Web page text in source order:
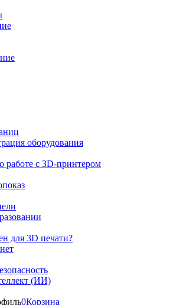
оборудования
работе с 3D-принтером
для 3D печати?
(ИИ)
0Корзина